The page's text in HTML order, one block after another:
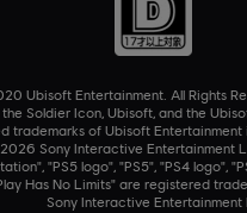
Ubisoft Entertainment. All Rights
the Soldier Icon, Ubisoft, and the
trademarks of Ubisoft
Sony Interactive Entertainment
"PS5 logo", "PS5", "PS4 logo",
Has No Limits" are registered
Sony Interactive Entertainment